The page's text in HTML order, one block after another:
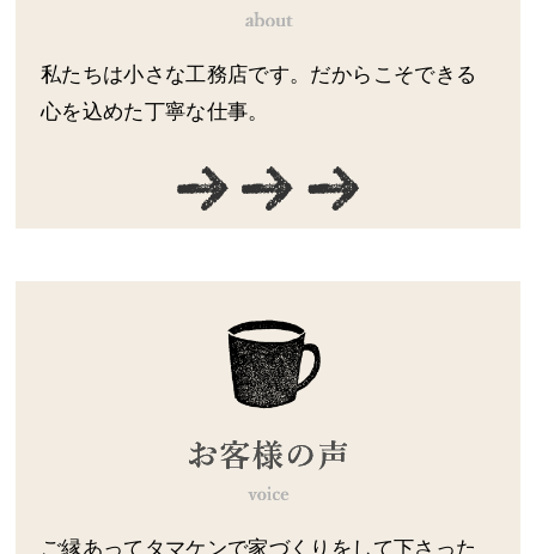
私たちは小さな工務店です。だからこそできる
心を込めた丁寧な仕事。
ご縁あってタマケンで家づくりをして下さった